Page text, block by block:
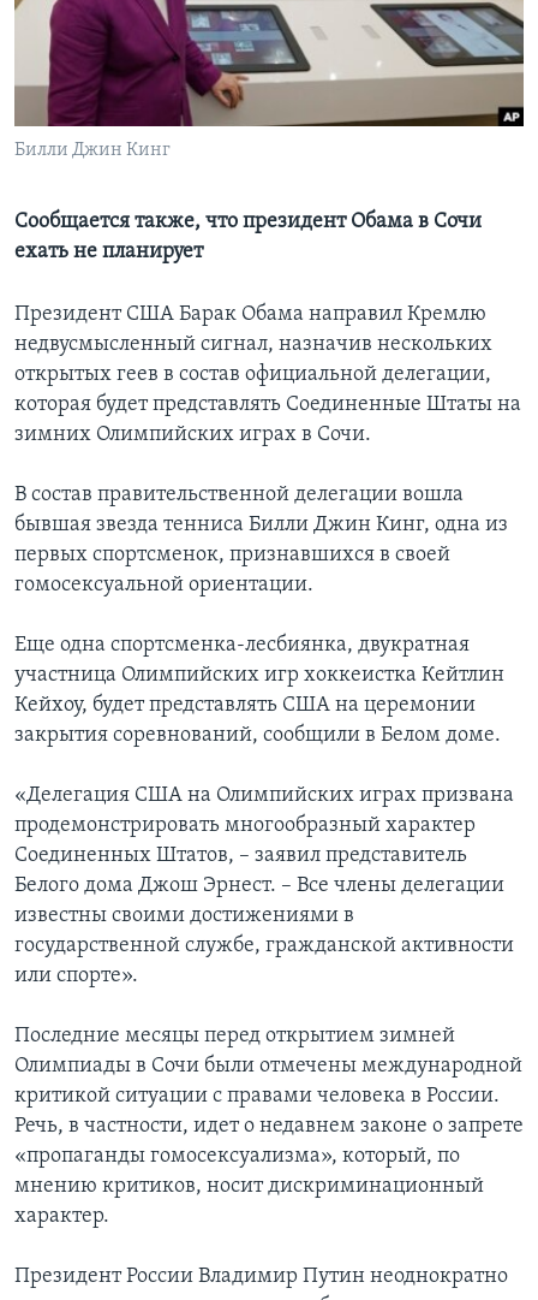
Learning English
СОЦИАЛЬНЫЕ СЕТИ
Языки
Билли Джин Кинг
Сообщается также, что президент Обама в Сочи
ехать не планирует
Президент США Барак Обама направил Кремлю
недвусмысленный сигнал, назначив нескольких
открытых геев в состав официальной делегации,
которая будет представлять Соединенные Штаты на
зимних Олимпийских играх в Сочи.
В состав правительственной делегации вошла
бывшая звезда тенниса Билли Джин Кинг, одна из
первых спортсменок, признавшихся в своей
гомосексуальной ориентации.
Еще одна спортсменка-лесбиянка, двукратная
участница Олимпийских игр хоккеистка Кейтлин
Кейхоу, будет представлять США на церемонии
закрытия соревнований, сообщили в Белом доме.
«Делегация США на Олимпийских играх призвана
продемонстрировать многообразный характер
Соединенных Штатов, – заявил представитель
Белого дома Джош Эрнест. – Все члены делегации
известны своими достижениями в
государственной службе, гражданской активности
или спорте».
Последние месяцы перед открытием зимней
Олимпиады в Сочи были отмечены международной
критикой ситуации с правами человека в России.
Речь, в частности, идет о недавнем законе о запрете
«пропаганды гомосексуализма», который, по
мнению критиков, носит дискриминационный
характер.
Президент России Владимир Путин неоднократно